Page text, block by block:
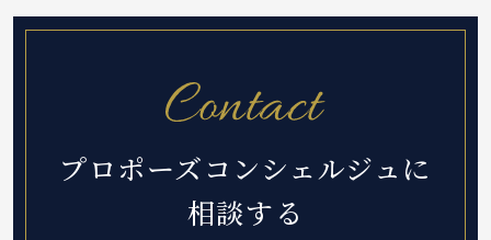
プロポーズコンシェルジュに
相談する